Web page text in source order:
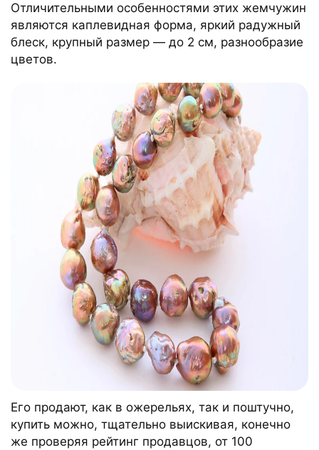
Отличительными особенностями этих жемчужин
являются каплевидная форма, яркий радужный
блеск, крупный размер — до 2 см, разнообразие
цветов.
Его продают, как в ожерельях, так и поштучно,
купить можно, тщательно выискивая, конечно
же проверяя рейтинг продавцов, от 100